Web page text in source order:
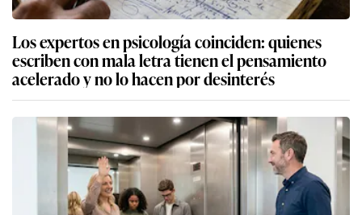
Los expertos en psicología coinciden: quienes
escriben con mala letra tienen el pensamiento
acelerado y no lo hacen por desinterés